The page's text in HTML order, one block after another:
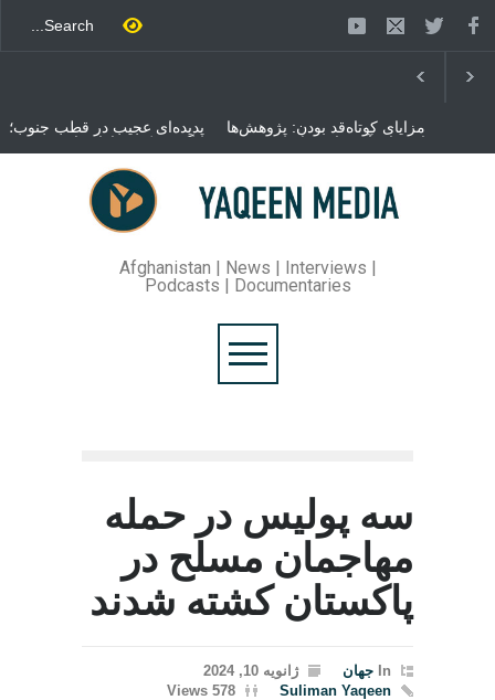
پدیده‌ای عجیب در قطب جنوب؛
پنگوئنی که هزاران بار در روز
می‌خوابد
مزایای کوتاه‌قد بودن: پژوهش‌ها
از فواید آن برای سلامتی
می‌گویند
محمدباقر قالیباف، رئیس
مجلس ایران، با انتقاد تند از
سیاست‌های دونالد ترمپ اعلام
کرد که واشنگتن تلاش دارد با
روند گفتگوها را از مسیر
مذاکره به سمت تسلیم سوق
دهد.
Afghanistan | News | Interviews |
Podcasts | Documentaries
سه پولیس در حمله
مهاجمان مسلح در
پاکستان کشته شدند
In جهان
ژانویه 10, 2024
Suliman Yaqeen
578 Views